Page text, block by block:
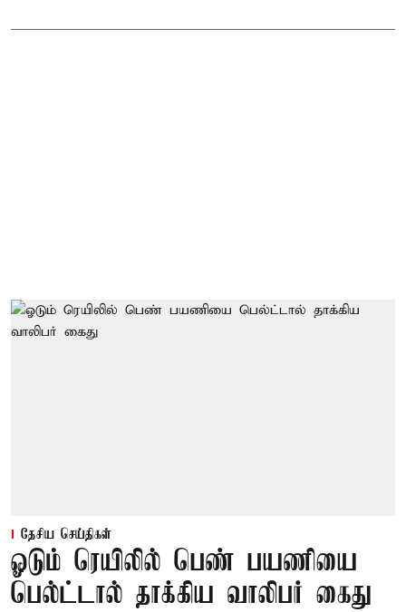
தேசிய செய்திகள்
ஓடும் ரெயிலில் பெண் பயணியை
பெல்ட்டால் தாக்கிய வாலிபர் கைது